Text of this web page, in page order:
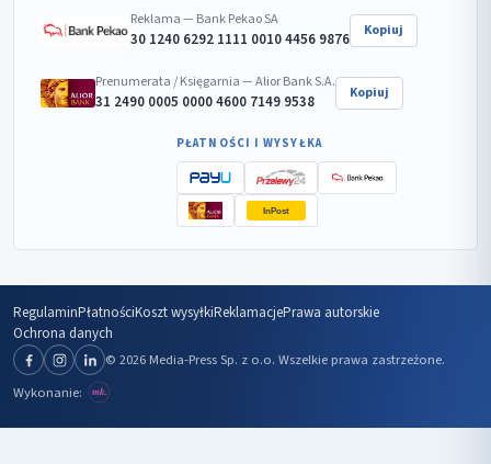
Reklama — Bank Pekao SA
30 1240 6292 1111 0010 4456 9876 Kopiuj
Prenumerata / Księgarnia — Alior Bank S.A.
31 2490 0005 0000 4600 7149 9538 Kopiuj
PŁATNOŚCI I WYSYŁKA
InPost
RegulaminPłatnościKoszt wysyłkiReklamacjePrawa autorskie
Ochrona danych
© 2026 Media-Press Sp. z o.o. Wszelkie prawa zastrzeżone.
Wykonanie: